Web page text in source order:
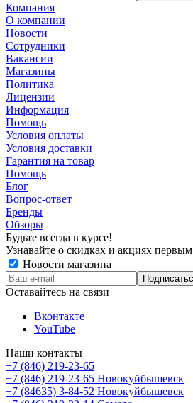
Компания
О компании
Новости
Сотрудники
Вакансии
Магазины
Политика
Лицензии
Информация
Помощь
Условия оплаты
Условия доставки
Гарантия на товар
Помощь
Блог
Вопрос-ответ
Бренды
Обзоры
Будьте всегда в курсе!
Узнавайте о скидках и акциях первым
Новости магазина
Оставайтесь на связи
Вконтакте
YouTube
Наши контакты
+7 (846) 219-23-65
+7 (846) 219-23-65 Новокуйбышевск
+7 (84635) 3-84-52 Новокуйбышевск